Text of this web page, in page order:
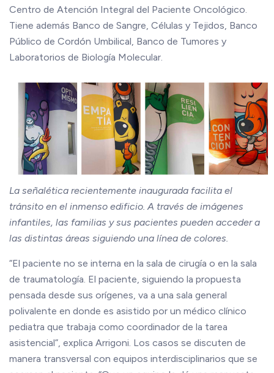
Centro de Atención Integral del Paciente Oncológico.
Tiene además Banco de Sangre, Células y Tejidos, Banco
Público de Cordón Umbilical, Banco de Tumores y
Laboratorios de Biología Molecular.
La señalética recientemente inaugurada facilita el
tránsito en el inmenso edificio. A través de imágenes
infantiles, las familias y sus pacientes pueden acceder a
las distintas áreas siguiendo una línea de colores.
“El paciente no se interna en la sala de cirugía o en la sala
de traumatología. El paciente, siguiendo la propuesta
pensada desde sus orígenes, va a una sala general
polivalente en donde es asistido por un médico clínico
pediatra que trabaja como coordinador de la tarea
asistencial”, explica Arrigoni. Los casos se discuten de
manera transversal con equipos interdisciplinarios que se